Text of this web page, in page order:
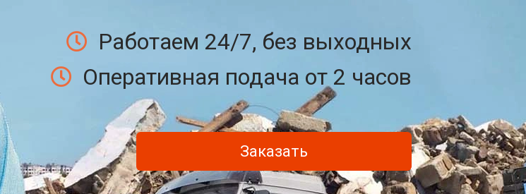
Работаем 24/7, без выходных
Оперативная подача от 2 часов
Заказать